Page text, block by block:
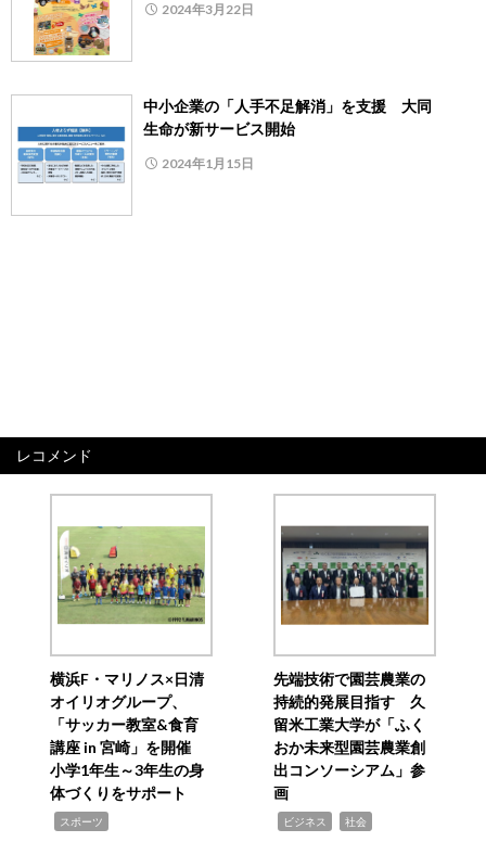
2024年3月22日
中小企業の「人手不足解消」を支援 大同
生命が新サービス開始
2024年1月15日
レコメンド
横浜F・マリノス×日清
オイリオグループ、
「サッカー教室&食育
講座 in 宮崎」を開催
小学1年生～3年生の身
体づくりをサポート
スポーツ
先端技術で園芸農業の
持続的発展目指す 久
留米工業大学が「ふく
おか未来型園芸農業創
出コンソーシアム」参
画
ビジネス 社会